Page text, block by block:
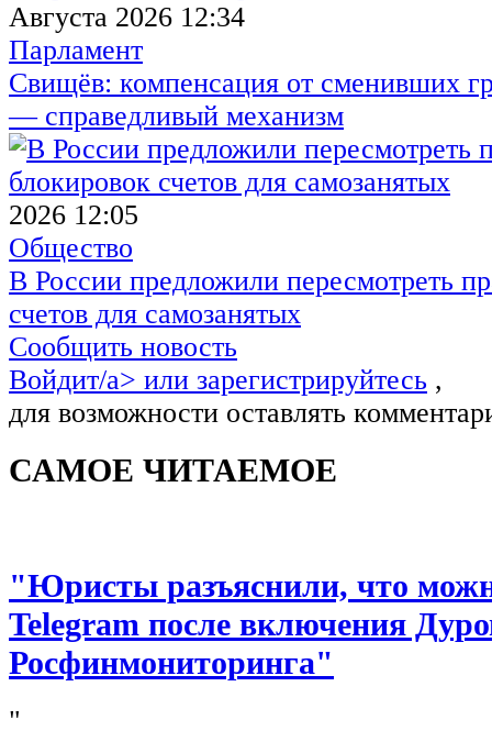
Августа 2026 12:34
Парламент
Свищёв: компенсация от сменивших
— справедливый механизм
2026 12:05
Общество
В России предложили пересмотреть
счетов для самозанятых
Сообщить новость
Войдит/a> или зарегистрируйтесь ,
для возможности оставлять
САМОЕ ЧИТАЕМОЕ
"Юристы разъяснили, что
Telegram после включения
Росфинмониторинга"
"